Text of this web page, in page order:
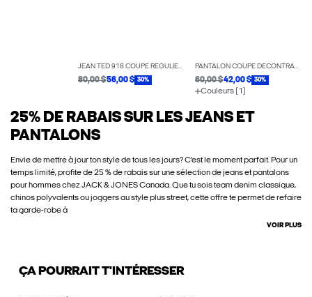
JEAN TED 918 COUPE RÉGULIÈRE
80,00 $56,00 $ 30%
PANTALON COUPE DÉCONTRACTÉE
60,00 $42,00 $ 30%
Couleurs (1)
25% DE RABAIS SUR LES JEANS ET
PANTALONS
Envie de mettre à jour ton style de tous les jours? C’est le moment parfait. Pour un
temps limité, profite de 25 % de rabais sur une sélection de jeans et pantalons
pour hommes chez JACK & JONES Canada. Que tu sois team denim classique,
chinos polyvalents ou joggers au style plus street, cette offre te permet de refaire
ta garde-robe à
VOIR PLUS
ÇA POURRAIT T'INTÉRESSER